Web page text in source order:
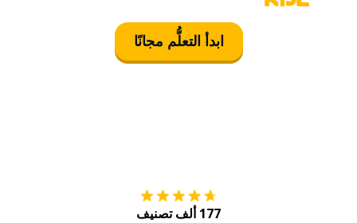
ابدأ التعلُّم مجانًا
177 ألف تصنيف